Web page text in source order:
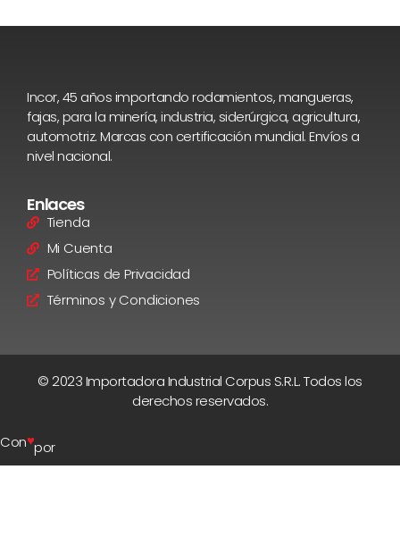
Incor, 45 años importando rodamientos, mangueras,
fajas, para la minería, industria, siderúrgica, agricultura,
automotriz. Marcas con certificación mundial. Envíos a
nivel nacional.
Enlaces
Tienda
Mi Cuenta
Políticas de Privacidad
Términos y Condiciones
© 2023 Importadora Industrial Corpus S.R.L. Todos los
derechos reservados.
Con♥por